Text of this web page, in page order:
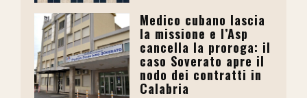
Medico cubano lascia
la missione e l’Asp
cancella la proroga: il
caso Soverato apre il
nodo dei contratti in
Calabria